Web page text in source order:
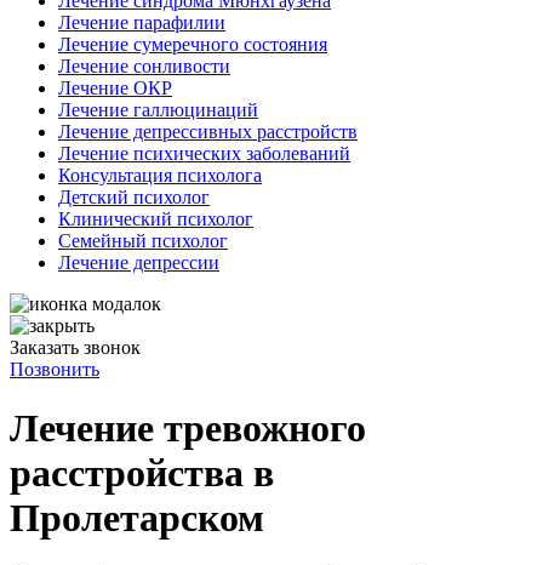
Лечение парафилии
Лечение сумеречного состояния
Лечение сонливости
Лечение ОКР
Лечение галлюцинаций
Лечение депрессивных расстройств
Лечение психических заболеваний
Консультация психолога
Детский психолог
Клинический психолог
Семейный психолог
Лечение депрессии
Заказать звонок
Позвонить
Лечение тревожного
расстройства в
Пролетарском